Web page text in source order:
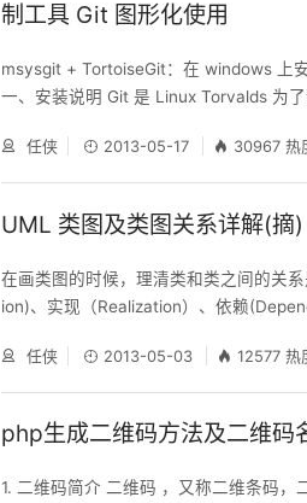
制工具 Git 图形化使用
msysgit + TortoiseGit：在 windows 上
一、安装说明 Git 是 Linux Torvalds 为
sysgit和Cygwin。Cygwin 和 Linux 使用
dows
任侠 2013-05-17 30967 热
UML 类图及类图关系详解(摘)
在画类图的时候，理清类和类之间的关
ion)、实现（Realization）、依赖
下面我们结合实例理解这些关系。 UML
m）: 类图是面向对象系统建模
任侠 2013-05-03 12577 热
php生成二维码方法及二维
1. 二维码简介 二维码 ，又称二维条码，